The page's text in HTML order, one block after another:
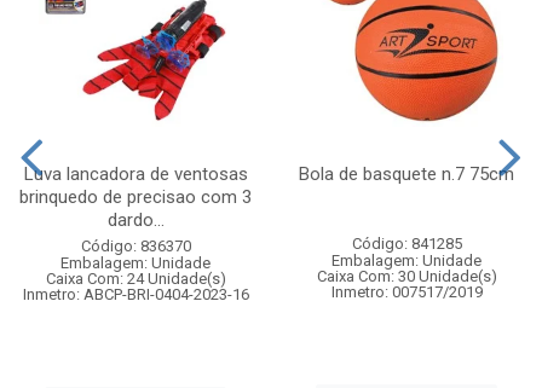
Luva lancadora de ventosas
brinquedo de precisao com 3
dardo...
Código: 836370
Embalagem: Unidade
Caixa Com: 24 Unidade(s)
Inmetro: ABCP-BRI-0404-2023-16
Bola de basquete n.7 75cm
Código: 841285
Embalagem: Unidade
Caixa Com: 30 Unidade(s)
Inmetro: 007517/2019